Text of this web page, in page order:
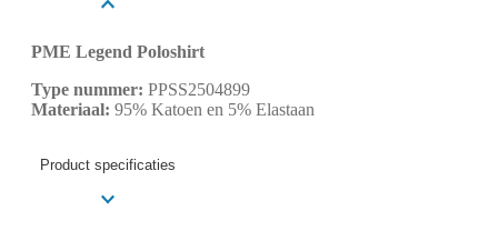
PME Legend Poloshirt
Type nummer: PPSS2504899
Materiaal: 95% Katoen en 5% Elastaan
Product specificaties